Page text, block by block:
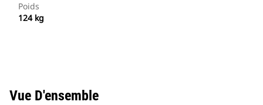
Poids
124 kg
Vue D'ensemble